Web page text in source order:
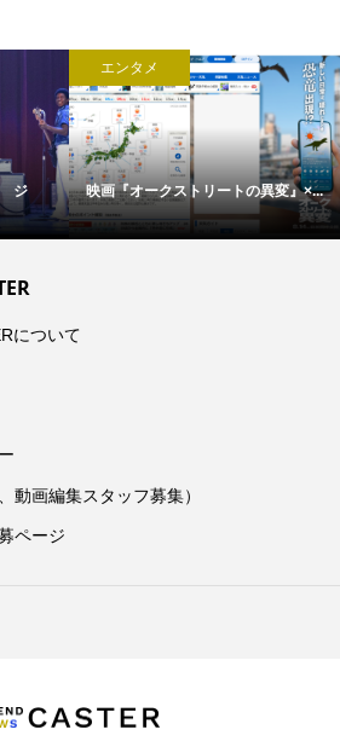
ジ
エンタメ
映画『オークストリートの異変』×...
について
動画編集スタッフ募集）
ページ